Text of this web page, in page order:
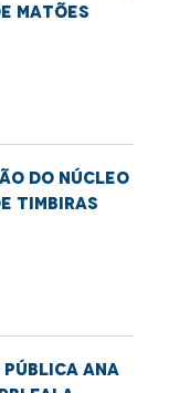
Matões
do Núcleo
Timbiras
Ana